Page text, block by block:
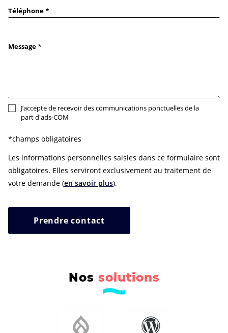
Téléphone
Message
J’accepte de recevoir des communications ponctuelles de la
part d'ads-COM
*champs obligatoires
Les informations personnelles saisies dans ce formulaire sont
obligatoires. Elles serviront exclusivement au traitement de
votre demande (en savoir plus).
Prendre contact
Nos solutions